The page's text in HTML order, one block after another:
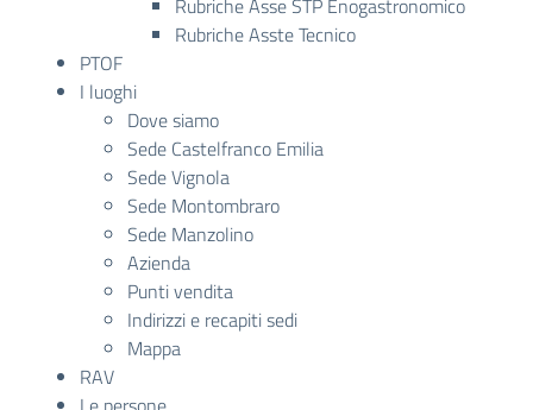
Rubriche Asste Tecnico
PTOF
I luoghi
Dove siamo
Sede Castelfranco Emilia
Sede Vignola
Sede Montombraro
Sede Manzolino
Azienda
Punti vendita
Indirizzi e recapiti sedi
Mappa
RAV